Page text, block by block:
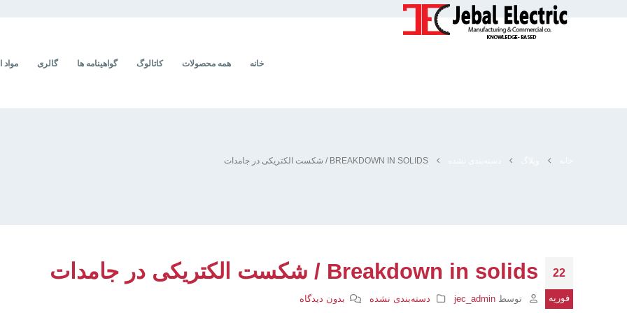
خانه همه محصولات کاتالوگ گواهینامه ها گالری مواد
BREAKDOWN IN SOLIDS / شکست الکتریکی در جامدات
22
فوریه
Breakdown in solids / شکست الکتریکی در جامدات
توسط jec_admin دسته‌بندی نشده بدون دیدگاه